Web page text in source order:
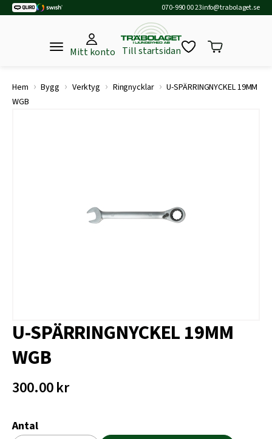
070-990 00 23info@trabolaget.se
Mitt konto Till startsidan
Hem › Bygg › Verktyg › Ringnycklar › U-SPÄRRINGNYCKEL 19MM
WGB
U-SPÄRRINGNYCKEL 19MM
WGB
300.00kr
Antal